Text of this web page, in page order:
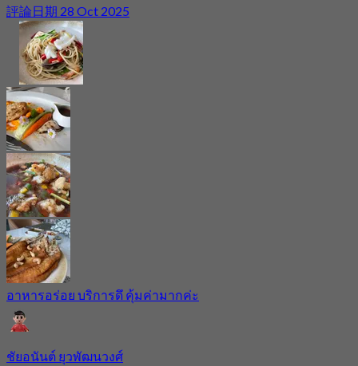
評論日期 28 Oct 2025
อาหารอร่อย บริการดึ คุ้มค่ามากค่ะ
ชัยอนันต์ ยุวพัฒนวงศ์